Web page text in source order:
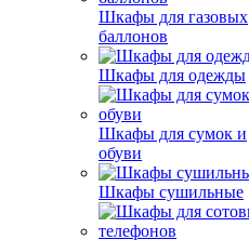
Шкафы для газовых
баллонов
Шкафы для одежды
Шкафы для сумок и
обуви
Шкафы сушильные